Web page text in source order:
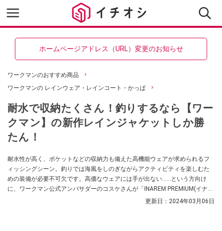
ホームページアドレス（URL）変更のお知らせ
ワークマンのおすすめ商品
ワークマンの レインウェア・レインコート・かっぱ
耐水で収納たくさん！釣りするなら【ワー
クマン】の新作レインジャケットしか勝
たん！
耐水性が高く、ポケットなどの収納力も備えた高機能ウェアが求められるフ
ィッシングシーン。釣りでは海風をしのぎながらアクティビティを楽しむた
めの装備が必要不可欠です。高価なウェアには手が出ない……という方向け
に、ワークマン公式アンバサダーのコスケさんが「INAREM PREMIUM(イナレ
ム プレミアム)レインジャケット フィッシングモデル」を紹介してくれまし
更新日： 2024年03月06日